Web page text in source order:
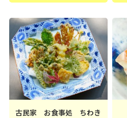
古民家 お食事処 ちわき